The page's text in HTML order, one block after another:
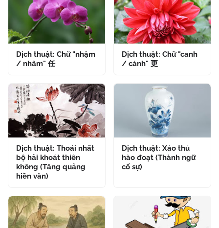
Dịch thuật: Chữ "nhậm
/ nhâm" 任
Dịch thuật: Chữ "canh
/ cánh" 更
Dịch thuật: Thoái nhất
bộ hải khoát thiên
không (Tăng quảng
hiền văn)
Dịch thuật: Xảo thủ
hào đoạt (Thành ngữ
cố sự)